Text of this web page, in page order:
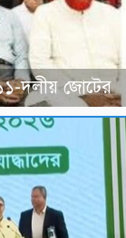
দলীয় জোটের